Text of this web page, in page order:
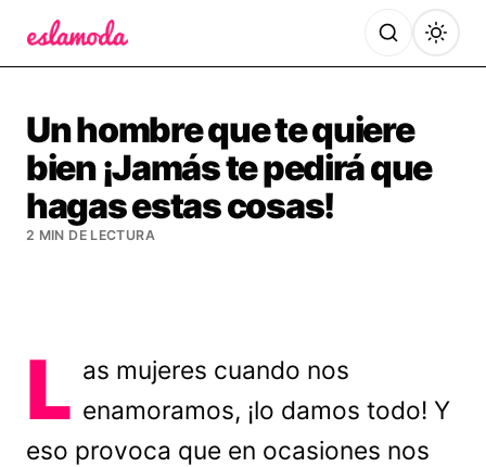
Un hombre que te quiere
bien ¡Jamás te pedirá que
hagas estas cosas!
2 MIN DE LECTURA
L as mujeres cuando nos
enamoramos, ¡lo damos todo! Y
eso provoca que en ocasiones nos